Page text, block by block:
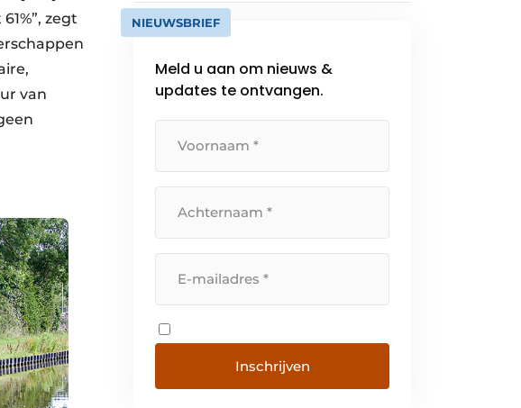
zegt
van
NIEUWSBRIEF
Meld u aan om nieuws &
updates te ontvangen.
Inschrijven